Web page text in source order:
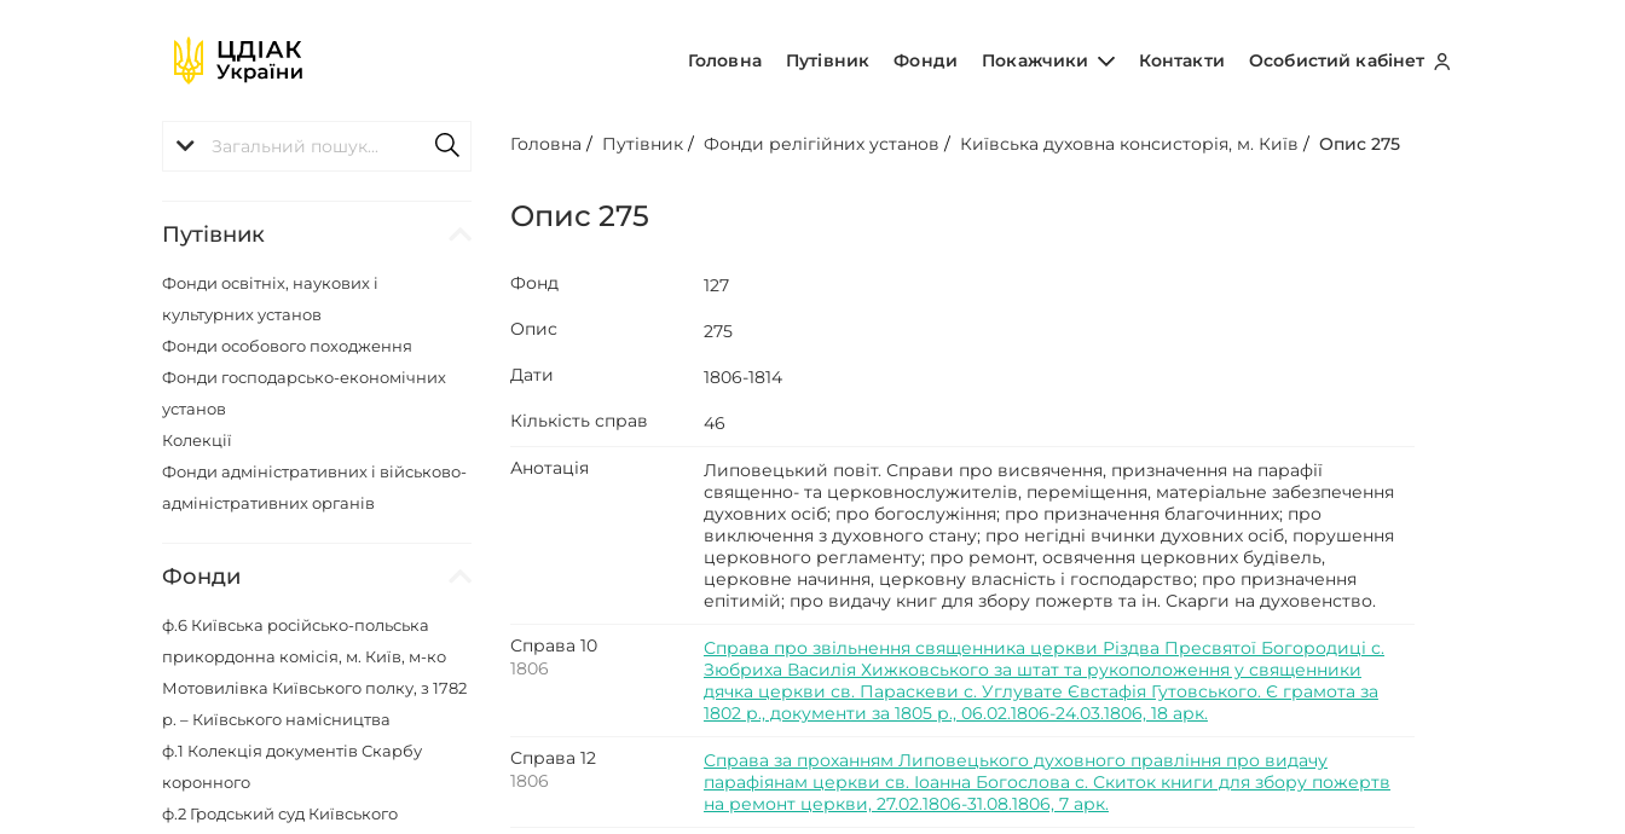
Головна Путівник Фонди Покажчики Контакти Особистий кабінет
Путівник
Фонди освітніх, наукових і
культурних установ
Фонди особового походження
Фонди господарсько-економічних
установ
Колекції
Фонди адміністративних і військово-
адміністративних органів
Фонди
ф.6 Київська російсько-польська
прикордонна комісія, м. Київ, м-ко
Мотовилівка Київського полку, з 1782
р. – Київського намісництва
ф.1 Колекція документів Скарбу
коронного
ф.2 Гродський суд Київського
Головна / Путівник /Фонди релігійних установ / Київська духовна консисторія, м. Київ /Опис 275
Опис 275
Фонд
127
Опис
275
Дати
1806-1814
Кількість справ
46
Анотація
Липовецький повіт. Справи про висвячення, призначення на парафії
священно- та церковнослужителів, переміщення, матеріальне забезпечення
духовних осіб; про богослужіння; про призначення благочинних; про
виключення з духовного стану; про негідні вчинки духовних осіб, порушення
церковного регламенту; про ремонт, освячення церковних будівель,
церковне начиння, церковну власність і господарство; про призначення
епітимій; про видачу книг для збору пожертв та ін. Скарги на духовенство.
Справа 10
1806
Справа про звільнення священника церкви Різдва Пресвятої Богородиці с.
Зюбриха Василія Хижковського за штат та рукоположення у священники
дячка церкви св. Параскеви с. Углувате Євстафія Гутовського. Є грамота за
1802 р., документи за 1805 р., 06.02.1806-24.03.1806, 18 арк.
Справа 12
1806
Справа за проханням Липовецького духовного правління про видачу
парафіянам церкви св. Іоанна Богослова с. Скиток книги для збору пожертв
на ремонт церкви, 27.02.1806-31.08.1806, 7 арк.